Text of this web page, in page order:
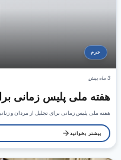
جرم
3 ماه پیش
هفته ملی پلیس زمانی
هفته ملی پلیس زمانی برای تجلیل از مردان و
بیشتر بخوانید